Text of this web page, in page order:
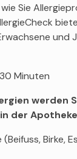
Sie
und
Minuten
werden
der
(Beifuss, Birke,